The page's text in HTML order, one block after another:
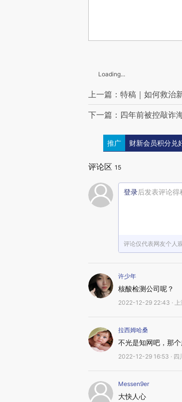
Loading...
上一篇：特稿｜如何救治
下一篇：四年前被控敲诈
推广 财新会员积分兑
评论区 15
登录后发表评论得
评论仅代表网友个人
许少年
核酸检测公司呢？
2022-12-29 22:43 · 上
拉西姆哈桑
不光是知网吧，那
2022-12-29 16:53 · 四
Messen9er
大快人心